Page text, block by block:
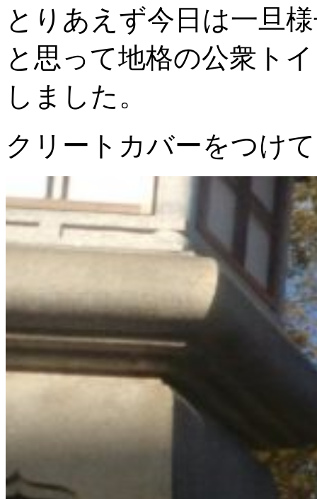
とりあえず今日は一旦
と思って地格の公衆ト
しました。
クリートカバーをつけ